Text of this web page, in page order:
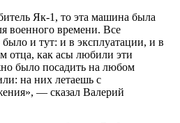
Як-1, то эта машина была
военного времени. Все
и тут: и в эксплуатации, и в
отца, как асы любили эти
было посадить на любом
на них летаешь с
— сказал Валерий